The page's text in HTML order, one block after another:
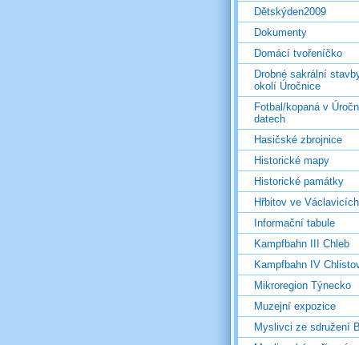
Dětskýden2009
Dokumenty
Domácí tvořeníčko
Drobné sakrální
okolí Úročnice
Fotbal/kopaná v
datech
Hasičské zbrojnice
Historické mapy
Historické památky
Hřbitov ve Václavicích
Informační tabule
Kampfbahn III Chleb
Kampfbahn IV
Mikroregion Týnecko
Muzejní expozice
Myslivci ze sdružení